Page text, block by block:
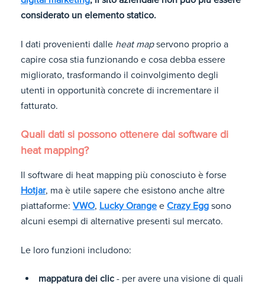
considerato un elemento statico.
I dati provenienti dalle heat mapservono proprio a
capire cosa stia funzionando e cosa debba essere
migliorato, trasformando il coinvolgimento degli
utenti in opportunità concrete di incrementare il
fatturato.
Quali dati si possono ottenere dai software di
heat mapping?
Il software di heat mapping più conosciuto è forse
Hotjar, ma è utile sapere che esistono anche altre
piattaforme: VWO, Lucky Orange e Crazy Egg sono
alcuni esempi di alternative presenti sul mercato.
Le loro funzioni includono:
mappatura dei clic - per avere una visione di quali